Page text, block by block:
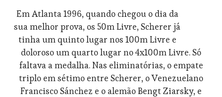
Em Atlanta 1996, quando chegou o dia da
sua melhor prova, os 50m Livre, Scherer já
tinha um quinto lugar nos 100m Livre e
doloroso um quarto lugar no 4x100m Livre. Só
faltava a medalha. Nas eliminatórias, o empate
triplo em sétimo entre Scherer, o Venezuelano
Francisco Sánchez e o alemão Bengt Ziarsky, e